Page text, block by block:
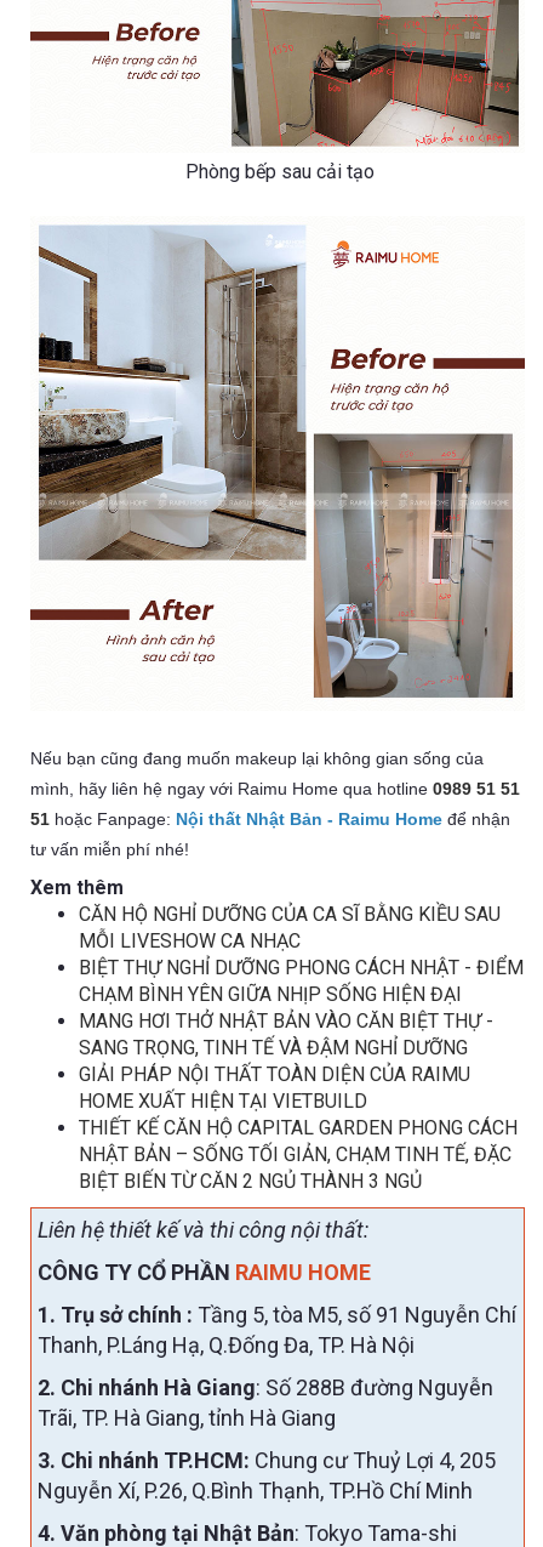
Phòng bếp sau cải tạo
Nếu bạn cũng đang muốn makeup lại không gian sống của
mình, hãy liên hệ ngay với Raimu Home qua hotline 0989 51 51
51 hoặc Fanpage: Nội thất Nhật Bản - Raimu Home để nhận
tư vấn miễn phí nhé!
Xem thêm
CĂN HỘ NGHỈ DƯỠNG CỦA CA SĨ BẰNG KIỀU SAU
MỖI LIVESHOW CA NHẠC
BIỆT THỰ NGHỈ DƯỠNG PHONG CÁCH NHẬT - ĐIỂM
CHẠM BÌNH YÊN GIỮA NHỊP SỐNG HIỆN ĐẠI
MANG HƠI THỞ NHẬT BẢN VÀO CĂN BIỆT THỰ -
SANG TRỌNG, TINH TẾ VÀ ĐẬM NGHỈ DƯỠNG
GIẢI PHÁP NỘI THẤT TOÀN DIỆN CỦA RAIMU
HOME XUẤT HIỆN TẠI VIETBUILD
THIẾT KẾ CĂN HỘ CAPITAL GARDEN PHONG CÁCH
NHẬT BẢN – SỐNG TỐI GIẢN, CHẠM TINH TẾ, ĐẶC
BIỆT BIẾN TỪ CĂN 2 NGỦ THÀNH 3 NGỦ
Liên hệ thiết kế và thi công nội thất:
CÔNG TY CỔ PHẦN RAIMU HOME
1. Trụ sở chính : Tầng 5, tòa M5, số 91 Nguyễn Chí
Thanh, P.Láng Hạ, Q.Đống Đa, TP. Hà Nội
2. Chi nhánh Hà Giang: Số 288B đường Nguyễn
Trãi, TP. Hà Giang, tỉnh Hà Giang
3. Chi nhánh TP.HCM: Chung cư Thuỷ Lợi 4, 205
Nguyễn Xí, P.26, Q.Bình Thạnh, TP.Hồ Chí Minh
4. Văn phòng tại Nhật Bản: Tokyo Tama-shi